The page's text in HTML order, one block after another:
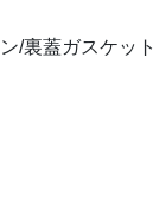
/裏蓋ガスケット